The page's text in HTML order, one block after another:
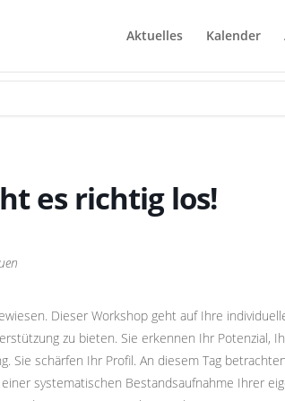
Aktuelles Kalender
es richtig los!
Dieser Workshop geht auf Ihre
zu bieten. Sie erkennen Ihr Potenzial,
Sie schärfen Ihr Profil. An diesem Tag
systematischen Bestandsaufnahme Ihrer